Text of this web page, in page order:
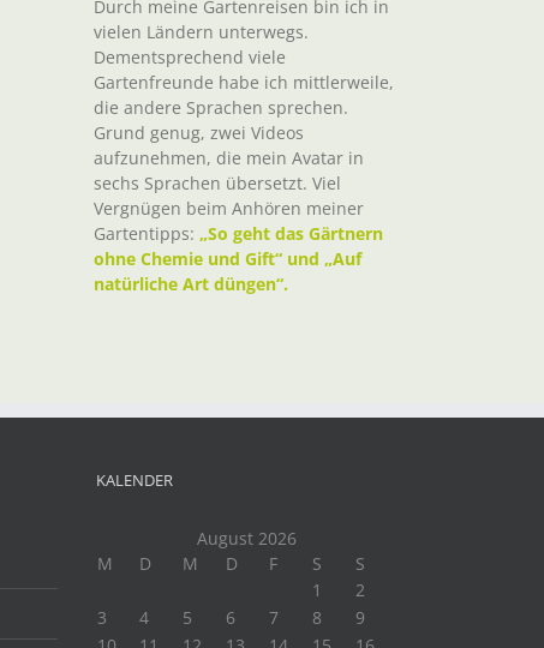
Durch meine Gartenreisen bin ich in
vielen Ländern unterwegs.
Dementsprechend viele
Gartenfreunde habe ich mittlerweile,
die andere Sprachen sprechen.
Grund genug, zwei Videos
aufzunehmen, die mein Avatar in
sechs Sprachen übersetzt. Viel
Vergnügen beim Anhören meiner
Gartentipps: „So geht das Gärtnern
ohne Chemie und Gift“ und „Auf
natürliche Art düngen“.
KALENDER
August 2026
M
D M D F S
S
1
2
3
4 5 6 7 8
9